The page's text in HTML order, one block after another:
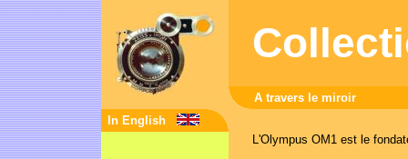
A travers le miroir
In English
L'Olympus OM1 est le